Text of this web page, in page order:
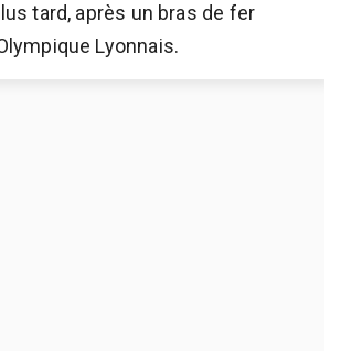
tard, après un bras de fer
Lyonnais.